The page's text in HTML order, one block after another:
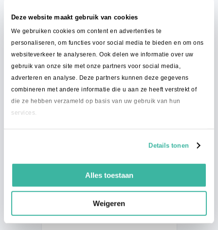
Deze website maakt gebruik van cookies
We gebruiken cookies om content en advertenties te
personaliseren, om functies voor social media te bieden en om ons
websiteverkeer te analyseren. Ook delen we informatie over uw
gebruik van onze site met onze partners voor social media,
adverteren en analyse. Deze partners kunnen deze gegevens
combineren met andere informatie die u aan ze heeft verstrekt of
die ze hebben verzameld op basis van uw gebruik van hun
services.
Details tonen
Alles toestaan
Weigeren
Waarom Intime Delivery?
klanten om zo lage
verzendkosten te